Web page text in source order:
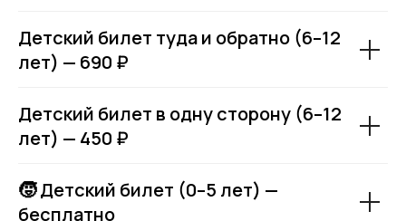
Детский билет туда и обратно (6–12
лет) — 690 ₽
Детский билет в одну сторону (6–12
лет) — 450 ₽
🧒 Детский билет (0–5 лет) —
бесплатно